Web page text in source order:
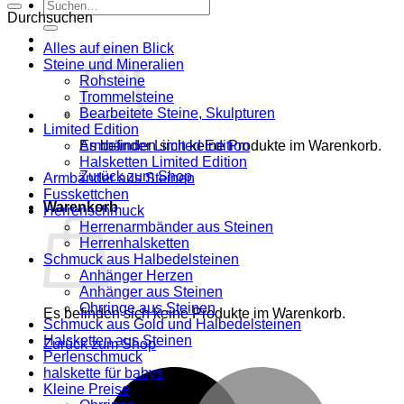
Suche
nach:
Es befinden sich keine Produkte im Warenkorb.
Zurück zum Shop
Warenkorb
Es befinden sich keine Produkte im Warenkorb.
Zurück zum Shop
Durchsuchen
Alles auf einen Blick
Steine und Mineralien
Rohsteine
Trommelsteine
Bearbeitete Steine, Skulpturen
Limited Edition
Armbänder Limited Edition
Halsketten Limited Edition
Armbänder aus Steinen
Fusskettchen
Herrenschmuck
Herrenarmbänder aus Steinen
Herrenhalsketten
Schmuck aus Halbedelsteinen
Anhänger Herzen
Anhänger aus Steinen
Ohrringe aus Steinen
Schmuck aus Gold und Halbedelsteinen
Halsketten aus Steinen
Perlenschmuck
halskette für babys
Kleine Preise